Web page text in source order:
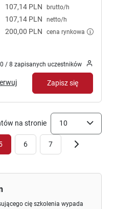
107,14 PLN brutto/h
107,14 PLN netto/h
200,00 PLN cena rynkowa
0 / 8 zapisanych uczestników
Zapisz się
6 7
na stronie 10
cię szkolenia wypada